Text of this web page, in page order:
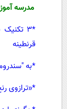
مدرسه
*
3
قرنطینه
*به
*«ترازوی